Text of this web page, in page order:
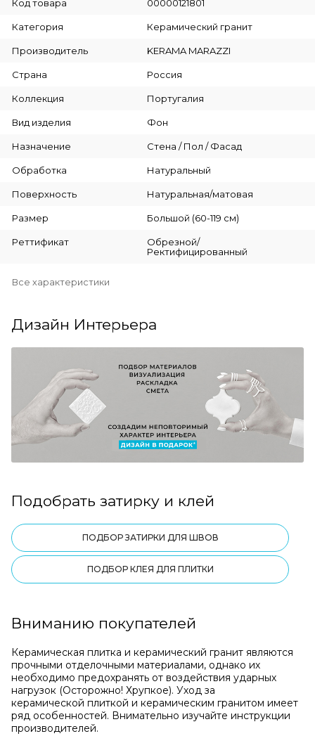
Код товара 00000121801
Категория Керамический гранит
Производитель KERAMA MARAZZI
Страна Россия
Коллекция Португалия
Вид изделия Фон
Назначение Стена / Пол / Фасад
Обработка Натуральный
Поверхность Натуральная/матовая
Размер Большой (60-119 см)
Реттификат
Обрезной/
Ректифицированный
Все характеристики
Дизайн Интерьера
Подобрать затирку и клей
ПОДБОР ЗАТИРКИ ДЛЯ ШВОВ
ПОДБОР КЛЕЯ ДЛЯ ПЛИТКИ
Вниманию покупателей
Керамическая плитка и керамический гранит являются
прочными отделочными материалами, однако их
необходимо предохранять от воздействия ударных
нагрузок (Осторожно! Хрупкое). Уход за
керамической плиткой и керамическим гранитом имеет
ряд особенностей. Внимательно изучайте инструкции
производителей.